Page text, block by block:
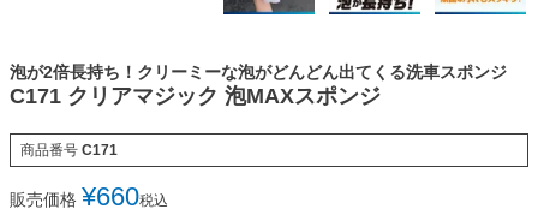
泡が2倍長持ち！クリーミーな泡がどんどん出てくる洗車スポンジ
C171 クリアマジック 泡MAXスポンジ
商品番号 C171
販売価格 ¥660税込